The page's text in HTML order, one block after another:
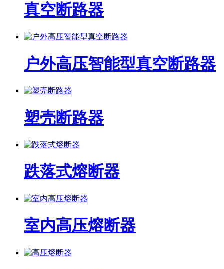
真空断路器
户外高压智能型真空断路器
塑壳断路器
跌落式熔断器
室内高压熔断器